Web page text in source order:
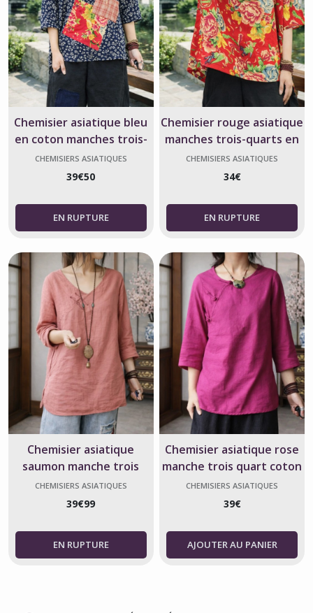
Chemisier asiatique bleu
en coton manches trois-
quarts patchwork
CHEMISIERS ASIATIQUES
39€50
Chemisier rouge asiatique
manches trois-quarts en
coton – Taille unique
CHEMISIERS ASIATIQUES
34€
Chemisier asiatique
saumon manche trois
quart coton
CHEMISIERS ASIATIQUES
39€99
Chemisier asiatique rose
manche trois quart coton
CHEMISIERS ASIATIQUES
39€
AJOUTER AU PANIER